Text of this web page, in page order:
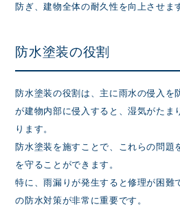
防ぎ、建物全体の耐久性を向上させま
防水塗装の役割
防水塗装の役割は、主に雨水の侵入を
が建物内部に侵入すると、湿気がたま
ります。
防水塗装を施すことで、これらの問題
を守ることができます。
特に、雨漏りが発生すると修理が困難
の防水対策が非常に重要です。